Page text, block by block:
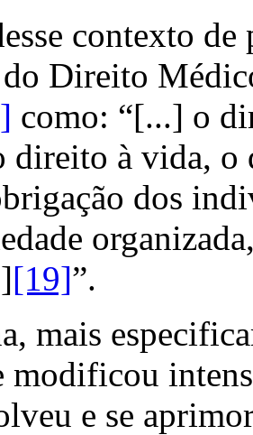
contexto de
Direito
como: “[...] o
direito à vida,
dos
[19]”.
mais
modificou
e se